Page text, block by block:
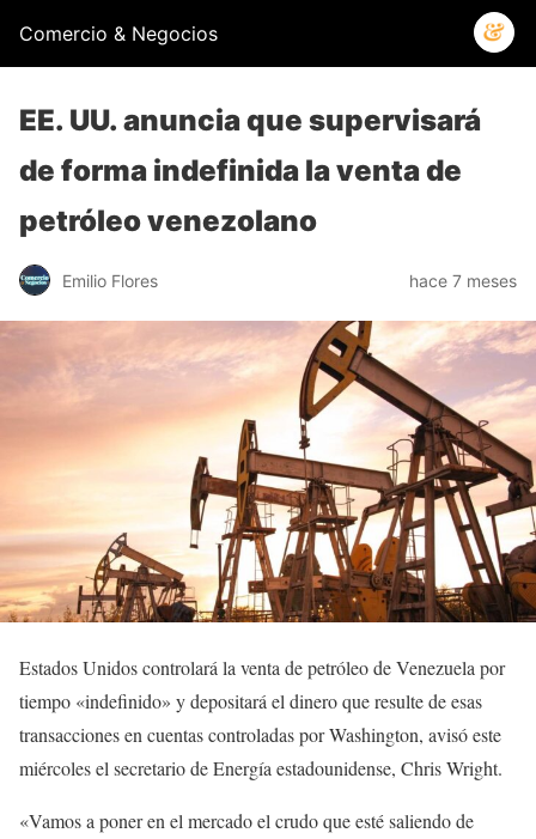
Comercio & Negocios
EE. UU. anuncia que supervisará
de forma indefinida la venta de
petróleo venezolano
Emilio Flores hace 7 meses
Estados Unidos controlará la venta de petróleo de Venezuela por
tiempo «indefinido» y depositará el dinero que resulte de esas
transacciones en cuentas controladas por Washington, avisó este
miércoles el secretario de Energía estadounidense, Chris Wright.
«Vamos a poner en el mercado el crudo que esté saliendo de